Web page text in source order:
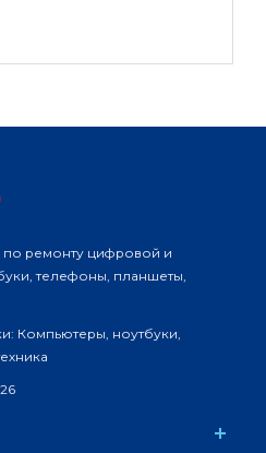
по ремонту цифровой и
телефоны, планшеты,
Компьютеры, ноутбуки,